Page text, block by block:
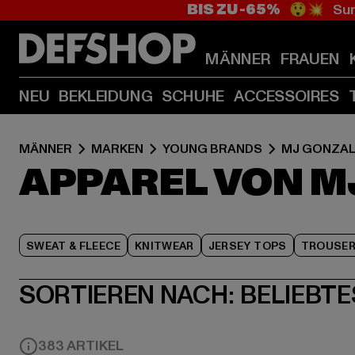
BIS ZU -65% 😲💥
MÄNNER FRAUEN
NEU BEKLEIDUNG SCHUHE ACCESSOIRES
MÄNNER MARKEN YOUNG BRANDS MJ
APPAREL VON
SWEAT & FLEECE KNITWEAR JERSEY TOPS
SORTIEREN NACH:
383 ARTIKEL